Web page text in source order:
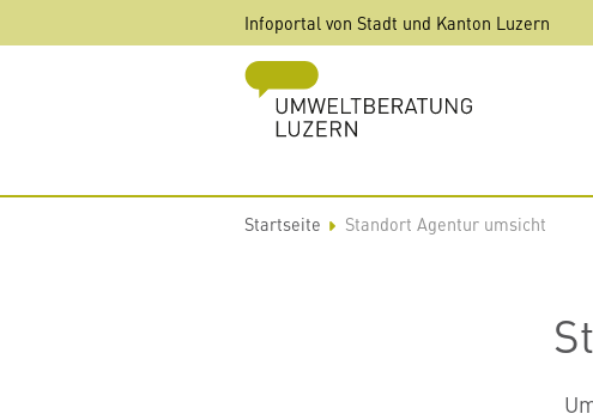
zum
Infoportal von Stadt und Kanton Luzern
Startseite Standort Agentur umsicht